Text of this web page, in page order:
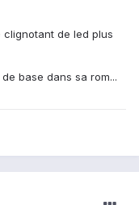
de led plus
base dans sa rom...